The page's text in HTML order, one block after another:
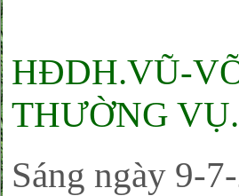
HĐDH.VŨ-
THƯỜNG VỤ.
Sáng ngày 9-